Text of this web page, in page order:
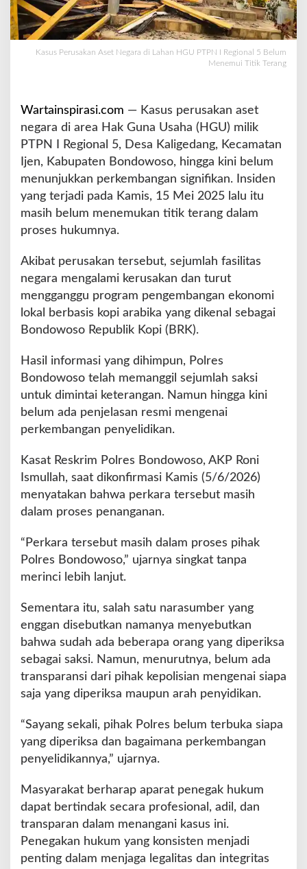
N
e
g
a
a
h
a
G
U
P
R
e
n
a
l
B
e
u
m
n
m
u
i
i
k
r
a
g
Kasus Perusakan Aset Negara di Lahan HGU PTPN I Regional 5 Belum
Menemui Titik Terang
Wartainspirasi.com — Kasus perusakan aset
negara di area Hak Guna Usaha (HGU) milik
PTPN I Regional 5, Desa Kaligedang, Kecamatan
Ijen, Kabupaten Bondowoso, hingga kini belum
menunjukkan perkembangan signifikan. Insiden
yang terjadi pada Kamis, 15 Mei 2025 lalu itu
masih belum menemukan titik terang dalam
proses hukumnya.
Akibat perusakan tersebut, sejumlah fasilitas
negara mengalami kerusakan dan turut
mengganggu program pengembangan ekonomi
lokal berbasis kopi arabika yang dikenal sebagai
Bondowoso Republik Kopi (BRK).
Hasil informasi yang dihimpun, Polres
Bondowoso telah memanggil sejumlah saksi
untuk dimintai keterangan. Namun hingga kini
belum ada penjelasan resmi mengenai
perkembangan penyelidikan.
Kasat Reskrim Polres Bondowoso, AKP Roni
Ismullah, saat dikonfirmasi Kamis (5/6/2026)
menyatakan bahwa perkara tersebut masih
dalam proses penanganan.
“Perkara tersebut masih dalam proses pihak
Polres Bondowoso,” ujarnya singkat tanpa
merinci lebih lanjut.
Sementara itu, salah satu narasumber yang
enggan disebutkan namanya menyebutkan
bahwa sudah ada beberapa orang yang diperiksa
sebagai saksi. Namun, menurutnya, belum ada
transparansi dari pihak kepolisian mengenai siapa
saja yang diperiksa maupun arah penyidikan.
“Sayang sekali, pihak Polres belum terbuka siapa
yang diperiksa dan bagaimana perkembangan
penyelidikannya,” ujarnya.
Masyarakat berharap aparat penegak hukum
dapat bertindak secara profesional, adil, dan
transparan dalam menangani kasus ini.
Penegakan hukum yang konsisten menjadi
penting dalam menjaga legalitas dan integritas